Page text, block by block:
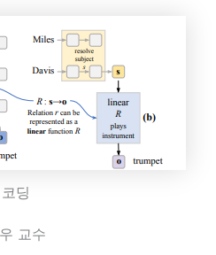
딩
교수